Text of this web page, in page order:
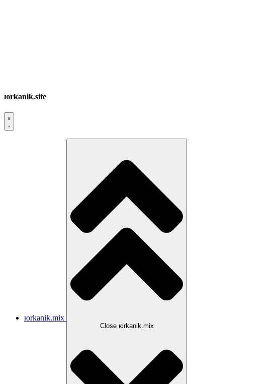
юrkanik.site
юrkanik.mix
Close юrkanik.mix